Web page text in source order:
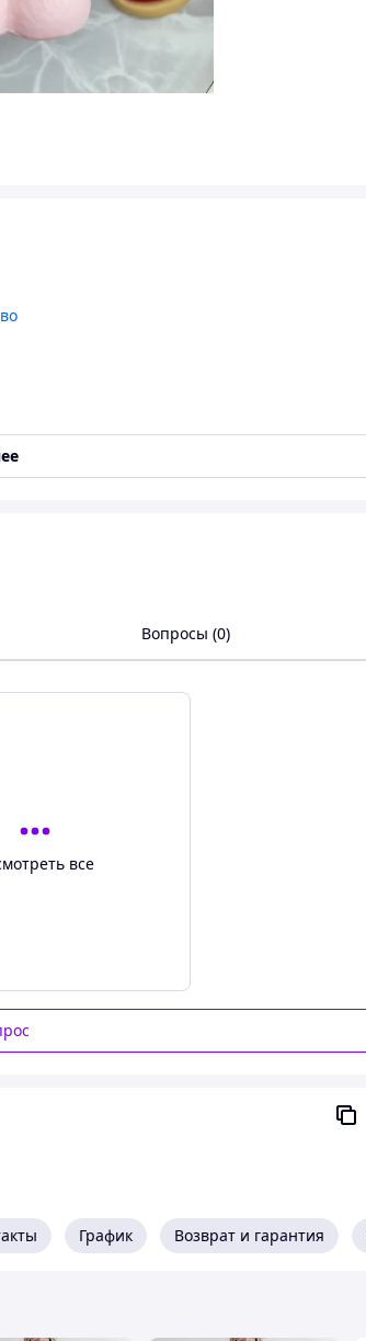
ВЗРОСЛЫХ ЗАЙЧИКОВ» с лентой
Вопросы (0)
все
График Возврат и гарантия